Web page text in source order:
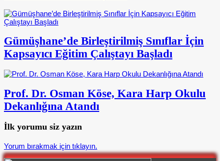
Gümüşhane’de Birleştirilmiş Sınıflar İçin
Kapsayıcı Eğitim Çalıştayı Başladı
Prof. Dr. Osman Köse, Kara Harp Okulu
Dekanlığına Atandı
İlk yorumu siz yazın
Yorum bırakmak için tıklayın.